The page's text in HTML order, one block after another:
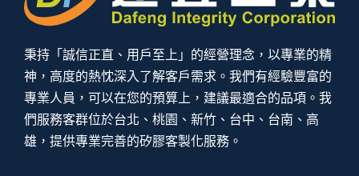
秉持「誠信正直、用戶至上」的經營理念，以專業的精
神，高度的熱忱深入了解客戶需求。我們有經驗豐富的
專業人員，可以在您的預算上，建議最適合的品項。我
們服務客群位於台北、桃園、新竹、台中、台南、高
雄，提供專業完善的矽膠客製化服務。